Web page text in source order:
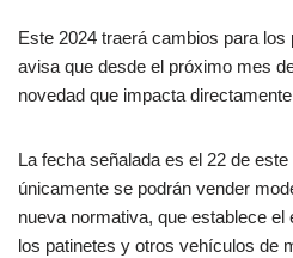
Este 2024 traerá cambios para
avisa que desde el próximo mes
novedad que impacta
La fecha señalada es el 22 de
únicamente se podrán vender
nueva normativa, que establece el
los patinetes y otros vehículos de